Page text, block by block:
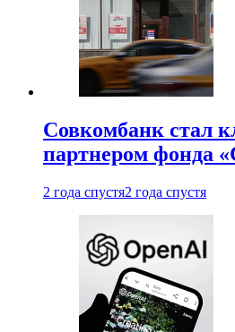
Совкомбанк стал
партнером фонда
2 года спустя2 года спустя